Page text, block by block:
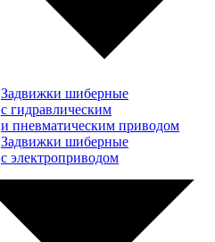
Задвижки шиберные
с гидравлическим
и пневматическим приводом
Задвижки шиберные
с электроприводом